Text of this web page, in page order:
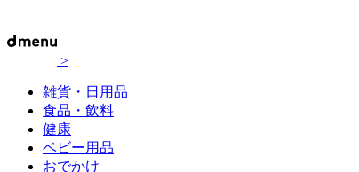
>
雑貨・日用品
食品・飲料
健康
ベビー用品
おでかけ